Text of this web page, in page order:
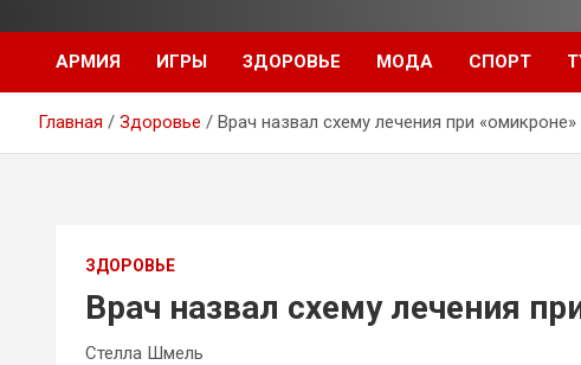
АРМИЯ ИГРЫ ЗДОРОВЬЕ МОДА СПОРТ
Главная Здоровье Врач назвал схему лечения при «омикроне»
ЗДОРОВЬЕ
Врач назвал схему лечения
Стелла Шмель